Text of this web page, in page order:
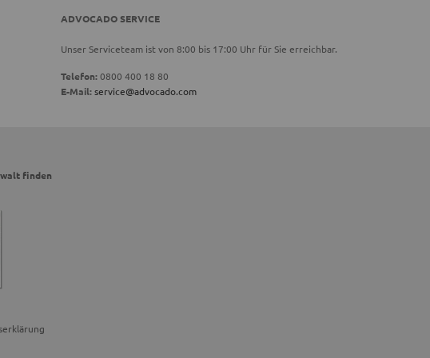
ADVOCADO SERVICE
Unser Serviceteam ist von 8:00 bis 17:00 Uhr für Sie erreichbar.
Telefon:0800 400 18 80
E-Mail:service@advocado.com
finden